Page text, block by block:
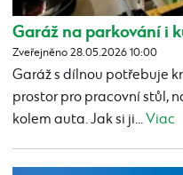
Garáž na parkování i
Zveřejněno 28.05.2026 10:00
Garáž s dílnou potřebuje
prostor pro pracovní stůl,
kolem auta. Jak si ji...Viac